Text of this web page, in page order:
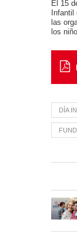
El 15
las
los
DÍA